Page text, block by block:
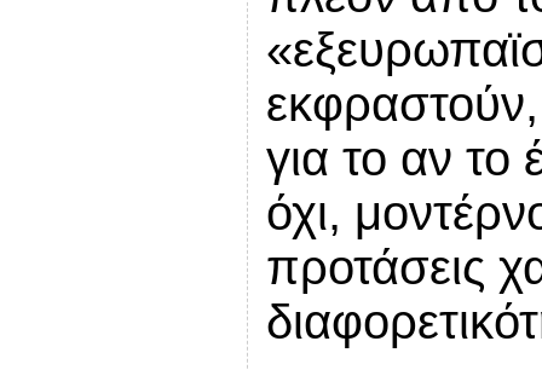
για το αν το
όχι,
προτάσεις